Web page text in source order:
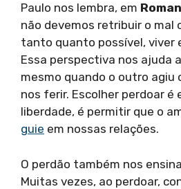
Paulo nos lembra, em
não devemos retribuir o mal
tanto quanto possível, viver
Essa perspectiva nos ajuda
mesmo quando o outro agiu
nos ferir. Escolher perdoar é
liberdade, é permitir que o
guie em nossas relações.
O perdão também nos
Muitas vezes, ao perdoar,